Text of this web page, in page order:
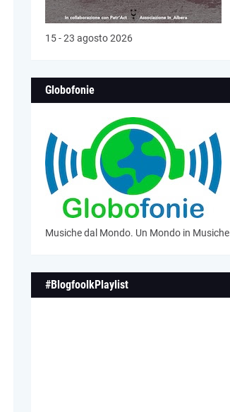
15 - 23 agosto 2026
Globofonie
Musiche dal Mondo. Un Mondo in Musiche
#BlogfoolkPlaylist